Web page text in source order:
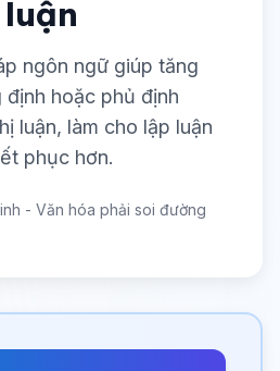
ngôn ngữ giúp tăng
hoặc phủ định
luận, làm cho lập luận
phục hơn.
- Văn hóa phải soi đường